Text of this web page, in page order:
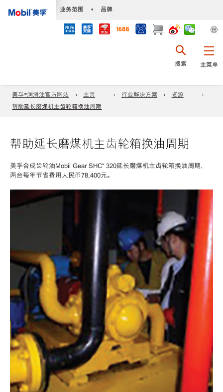
业务范围 • 品牌
主菜单
搜索
美孚®润滑油官方网站 主页 行业解决方案
资源
帮助延长磨煤机主齿轮箱换油周期
帮助延长磨煤机主齿轮箱换油周期
美孚合成齿轮油Mobil Gear SHC™ 320延长磨煤机主齿轮箱换油周期，
两台每年节省费用人民币78,400元。